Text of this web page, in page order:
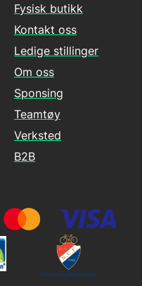
Fysisk butikk
Kontakt oss
Ledige stillinger
Om oss
Sponsing
Teamtøy
Verksted
B2B